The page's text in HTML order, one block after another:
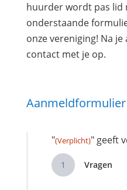
huurder wordt pas lid
onderstaande
onze vereniging! Na
contact met je op.
Aanmeldformulier
"(Verplicht)" geeft
1 Vragen